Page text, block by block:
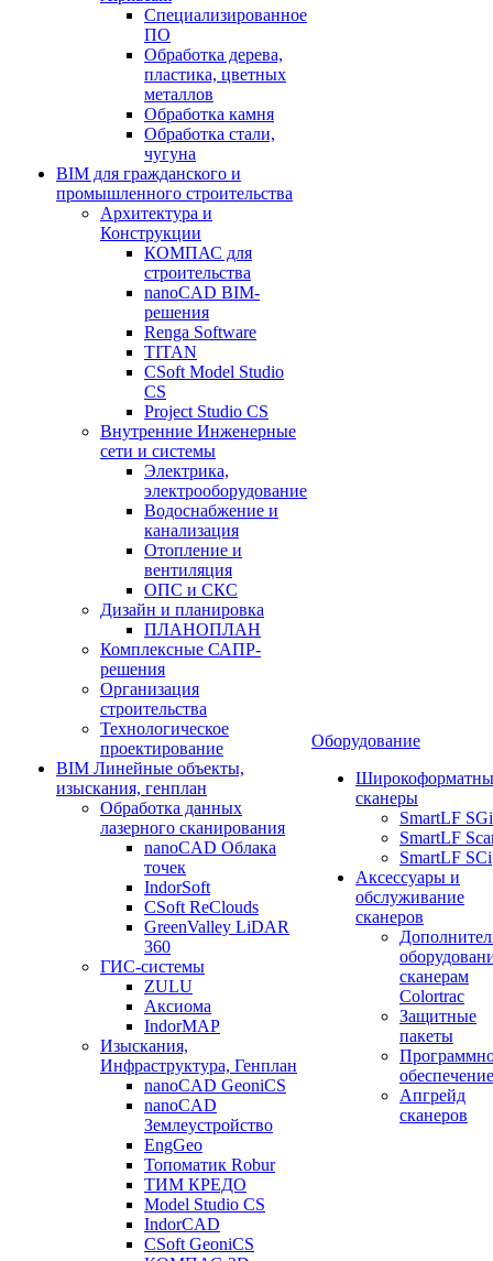
Специализированное
ПО
Обработка дерева,
пластика, цветных
металлов
Обработка камня
Обработка стали,
чугуна
BIM для гражданского и
промышленного строительства
Архитектура и
Конструкции
КОМПАС для
строительства
nanoCAD BIM-
решения
Renga Software
TITAN
CSoft Model Studio
CS
Project Studio CS
Внутренние Инженерные
сети и системы
Электрика,
электрооборудование
Водоснабжение и
канализация
Отопление и
вентиляция
ОПС и СКС
Дизайн и планировка
ПЛАНОПЛАН
Комплексные САПР-
решения
Организация
строительства
Технологическое
проектирование
BIM Линейные объекты,
изыскания, генплан
Обработка данных
лазерного сканирования
nanoCAD Облака
точек
IndorSoft
CSoft ReClouds
GreenValley LiDAR
360
ГИС-системы
ZULU
Аксиома
IndorMAP
Изыскания,
Инфраструктура, Генплан
nanoCAD GeoniCS
nanoCAD
Землеустройство
EngGeo
Топоматик Robur
ТИМ КРЕДО
Model Studio CS
IndorCAD
CSoft GeoniCS
Оборудование
сканеры
SmartLF SGi
SmartLF
SmartLF SCi
Аксессуары и
обслуживание
сканеров
сканерам
Colortrac
Защитные
пакеты
обеспечение
Апгрейд
сканеров